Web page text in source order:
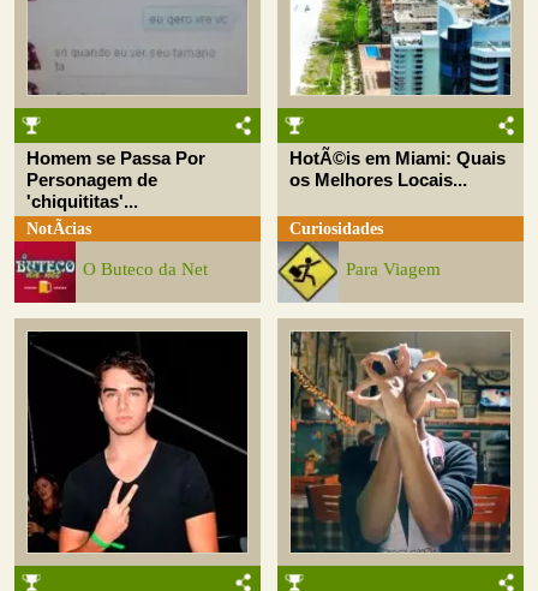
Homem se Passa Por
Personagem de
'chiquititas'...
NotÃ­cias
O Buteco da Net
HotÃ©is em Miami: Quais
os Melhores Locais...
Curiosidades
Para Viagem